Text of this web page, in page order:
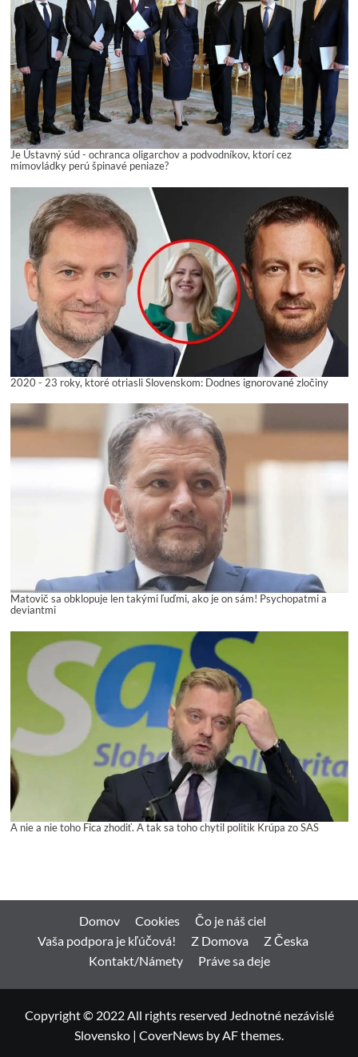
Je Ústavný súd - ochranca oligarchov a podvodníkov, ktorí cez
mimovládky perú špinavé peniaze?
2020 - 23 roky, ktoré otriasli Slovenskom: Dodnes ignorované zločiny
Matovič sa obklopuje len takými ľuďmi, ako je on sám! Psychopatmi a
deviantmi
A nie a nie toho Fica zhodiť. A tak sa toho chytil politik Krúpa zo SAS
Domov Cookies
Čo je náš ciel
Vaša podpora je kľúčová!
Z Domova
Z Česka
Kontakt/Námety
Práve sa deje
Copyright © 2022 All rights reserved Jednotné nezávislé
Slovensko | CoverNews by AF themes.